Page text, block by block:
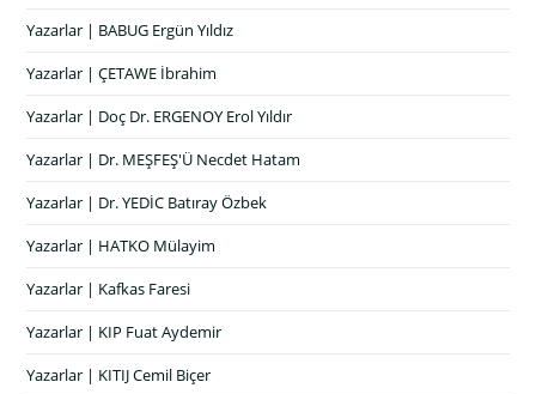
Yazarlar | BABUG Ergün Yıldız
Yazarlar | ÇETAWE İbrahim
Yazarlar | Doç Dr. ERGENOY Erol Yıldır
Yazarlar | Dr. MEŞFEŞ'Ü Necdet Hatam
Yazarlar | Dr. YEDİC Batıray Özbek
Yazarlar | HATKO Mülayim
Yazarlar | Kafkas Faresi
Yazarlar | KIP Fuat Aydemir
Yazarlar | KITIJ Cemil Biçer